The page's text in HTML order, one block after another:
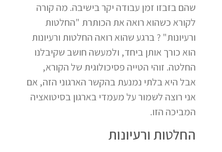
שהם בזבזו זמן עבודה יקר בישיבה. מה קורה
לקורא כשהוא רואה את הכותרת "החלטות
ורעיונות" ? ברגע שהוא רואה החלטות ורעיונות
הוא כורך אותן ביחד, ולמעשה חושב שקיבלנו
החלטה. זוהי הטייה פסיכולוגית של הקורא,
אבל היא בלתי נמנעת בהקשר הארגוני הזה, אם
אני רוצה לשמור על מעמדי בארגון בסיטואציה
המביכה הזו.
החלטות ורעיונות